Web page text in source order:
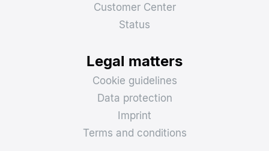
Customer Center
Status
Legal matters
Cookie guidelines
Data protection
Imprint
Terms and conditions